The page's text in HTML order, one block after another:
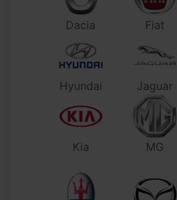
Dacia Fiat
Hyundai Jaguar
Kia MG